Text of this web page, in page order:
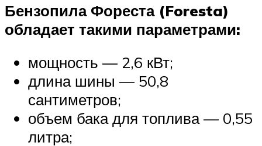
Бензопила Фореста (Foresta)
обладает такими параметрами:
мощность — 2,6 кВт;
длина шины — 50,8
сантиметров;
объем бака для топлива — 0,55
литра;